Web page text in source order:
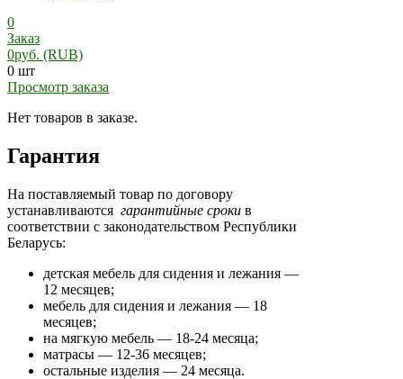
0
Заказ
0руб. (RUB)
0 шт
Просмотр заказа
Нет товаров в заказе.
Гарантия
На поставляемый товар по договору
устанавливаются гарантийные сроки в
соответствии с законодательством Республики
Беларусь:
детская мебель для сидения и лежания —
12 месяцев;
мебель для сидения и лежания — 18
месяцев;
на мягкую мебель — 18-24 месяца;
матрасы — 12-36 месяцев;
остальные изделия — 24 месяца.